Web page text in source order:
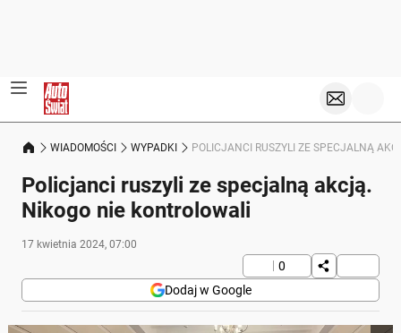
WIADOMOŚCI WYPADKI POLICJANCI RUSZYLI ZE SPECJALNĄ
Policjanci ruszyli ze specjalną akcją.
Nikogo nie kontrolowali
17 kwietnia 2024, 07:00
0
Dodaj w Google